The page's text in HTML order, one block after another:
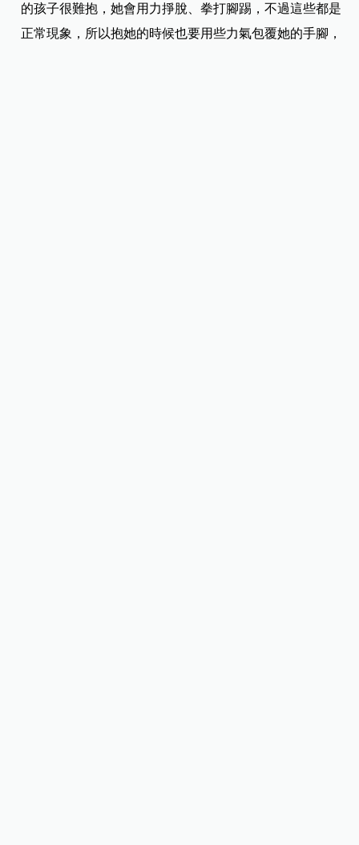
的孩子很難抱，她會用力掙脫、拳打腳踢，不過這些都是
正常現象，所以抱她的時候也要用些力氣包覆她的手腳，